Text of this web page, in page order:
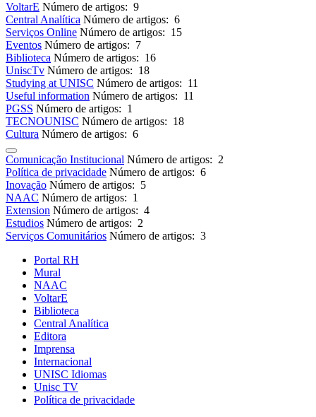
VoltarE Número de artigos: 9
Central Analítica Número de artigos: 6
Serviços Online Número de artigos: 15
Eventos Número de artigos: 7
Biblioteca Número de artigos: 16
UniscTv Número de artigos: 18
Studying at UNISC Número de artigos: 11
Useful information Número de artigos: 11
PGSS Número de artigos: 1
TECNOUNISC Número de artigos: 18
Cultura Número de artigos: 6
Comunicação Institucional Número de artigos: 2
Política de privacidade Número de artigos: 6
Inovação Número de artigos: 5
NAAC Número de artigos: 1
Extension Número de artigos: 4
Estudios Número de artigos: 2
Serviços Comunitários Número de artigos: 3
Portal RH
Mural
NAAC
VoltarE
Biblioteca
Central Analítica
Editora
Imprensa
Internacional
UNISC Idiomas
Unisc TV
Política de privacidade